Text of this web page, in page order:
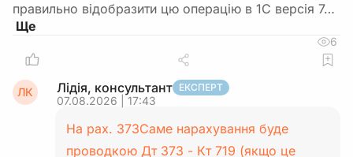
правильно відобразити цю операцію в 1С версія 7…
6
ЛК Лідія, консультант ЕКСПЕРТ
07.08.2026 | 17:43
На рах. 373Саме нарахування буде
проводкою Дт 373 - Кт 719 (якщо це